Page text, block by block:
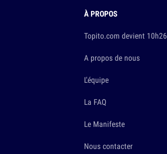
À PROPOS
Topito.com devient 10h26
A propos de nous
L'équipe
La FAQ
Le Manifeste
Nous contacter